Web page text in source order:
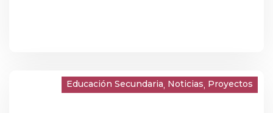
Educación Secundaria Noticias Proyectos